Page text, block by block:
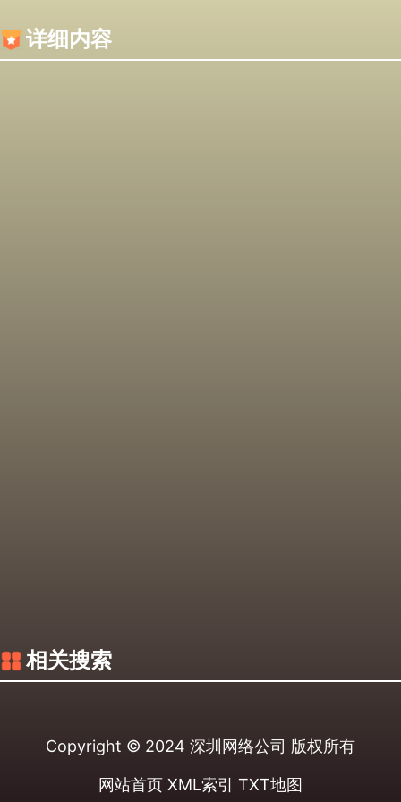
详细内容
相关搜索
Copyright © 2024 深圳网络公司 版权所有
网站首页 XML索引 TXT地图